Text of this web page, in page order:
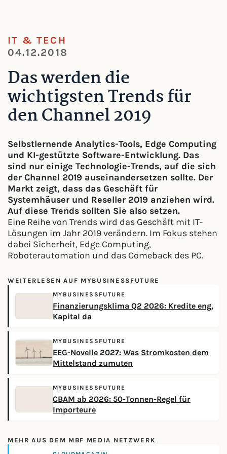
IT & TECH
04.12.2018
Das werden die
wichtigsten Trends für
den Channel 2019
Selbstlernende Analytics-Tools, Edge Computing
und KI-gestützte Software-Entwicklung. Das
sind nur einige Technologie-Trends, auf die sich
der Channel 2019 auseinandersetzen sollte. Der
Markt zeigt, dass das Geschäft für
Systemhäuser und Reseller 2019 anziehen wird.
Auf diese Trends sollten Sie also setzen.
Eine Reihe von Trends wird das Geschäft mit IT-
Lösungen im Jahr 2019 verändern. Im Fokus stehen
dabei Sicherheit, Edge Computing,
Roboterautomation und das Comeback des PC.
WEITERLESEN AUF MYBUSINESSFUTURE
MYBUSINESSFUTURE
Finanzierungsklima Q2 2026: Kredite eng,
Kapital da
MYBUSINESSFUTURE
EEG-Novelle 2027: Was Stromkosten dem
Mittelstand zumuten
MYBUSINESSFUTURE
CBAM ab 2026: 50-Tonnen-Regel für
Importeure
MEHR AUS DEM MBF MEDIA NETZWERK